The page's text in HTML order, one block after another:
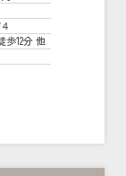
歩12分 他